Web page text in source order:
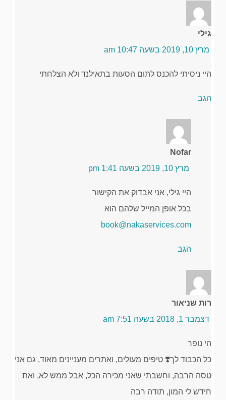
גילי
מרץ 10, 2019 בשעה 10:47 am
היי ניסיתי להכנס לתום הסעות בתאילנד ולא הצלחתי
הגב
Nofar
מרץ 10, 2019 בשעה 1:41 pm
היי גילי, אני אבדוק את הקישור
בכל אופן המייל שלהם הוא
book@nakaservices.com
הגב
רות שניאור
דצמבר 1, 2018 בשעה 7:51 am
הי נופר
כל הכבוד לך❣️ טיפים מעולים, ואתרים מעניינים מאוד, גם אני
טסה הרבה, וחשבתי שאני מכירה הכל, אבל ממש לא, ואת
חידש לי המון, תודה רבה